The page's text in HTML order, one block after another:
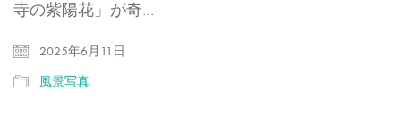
寺の紫陽花」が奇…
2025年6月11日
風景写真